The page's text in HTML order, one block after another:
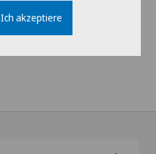
Ich akzeptiere